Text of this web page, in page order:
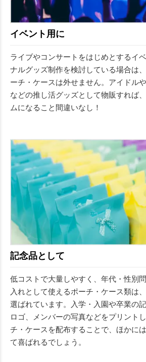
イベント用に
ライブやコンサートをはじめとするイ
ナルグッズ制作を検討している場合は
ーチ・ケースは外せません。アイドル
などの推し活グッズとして物販すれば
ムになること間違いなし！
記念品として
低コストで大量しやすく、年代・性別
入れとして使えるポーチ・ケース類は
選ばれています。入学・入園や卒業の
ロゴ、メンバーの写真などをプリント
チ・ケースを配布することで、ほかに
て喜ばれるでしょう。